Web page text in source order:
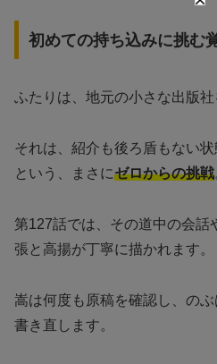
初めての持ち込みに挑む
ふたりは、地元の小さな出版社
それは、紹介も後ろ盾もない
という、まさにゼロからの挑戦
第127話では、その道中の会話
張と高揚が丁寧に描かれます。
嵩は何度も原稿を確認し、の
書き直します。